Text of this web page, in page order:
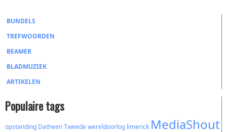
BUNDELS
TREFWOORDEN
BEAMER
BLADMUZIEK
ARTIKELEN
Populaire tags
opstanding DatheenTweede wereldoorlog limerick MediaShout